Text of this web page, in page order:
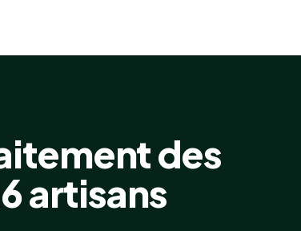
des
artisans